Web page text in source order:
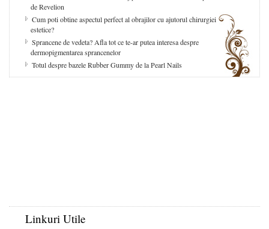
de Revelion
Cum poti obtine aspectul perfect al obrajilor cu ajutorul chirurgiei
estetice?
Sprancene de vedeta? Afla tot ce te-ar putea interesa despre
dermopigmentarea sprancenelor
Totul despre bazele Rubber Gummy de la Pearl Nails
Linkuri Utile